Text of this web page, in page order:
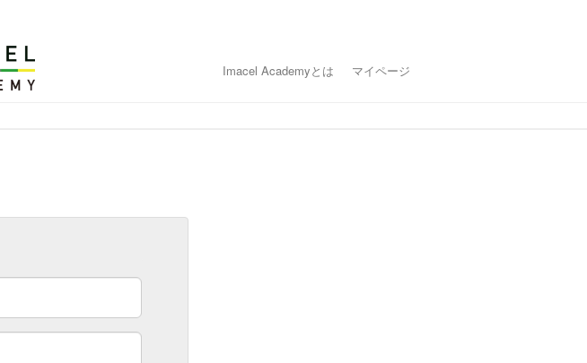
Imacel Academyとは マイページ